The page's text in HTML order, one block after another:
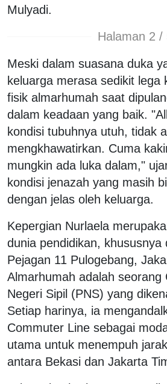
Mulyadi.
Halaman 2 /
Meski dalam suasana duka
keluarga merasa sedikit lega
fisik almarhumah saat
dalam keadaan yang baik.
kondisi tubuhnya utuh, tidak
mengkhawatirkan. Cuma
mungkin ada luka dalam,"
kondisi jenazah yang masih
dengan jelas oleh keluarga.
Kepergian Nurlaela
dunia pendidikan, khususnya
Pejagan 11 Pulogebang,
Almarhumah adalah seorang
Negeri Sipil (PNS) yang
Setiap harinya, ia
Commuter Line sebagai
utama untuk menempuh
antara Bekasi dan Jakarta